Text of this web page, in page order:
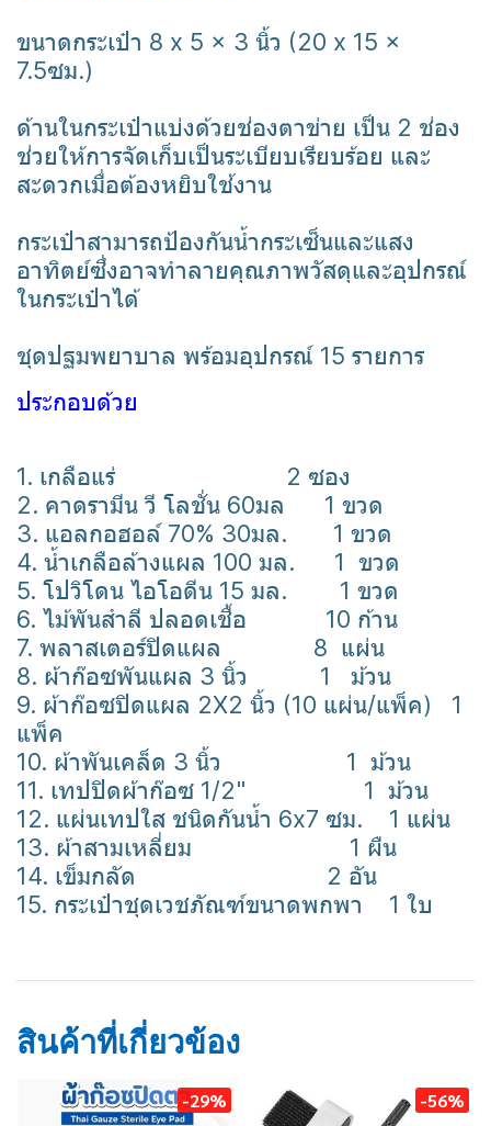
ขนาดกระเป๋า 8 x 5 x 3 นิ้ว (20 x 15 x
7.5ซม.)
ด้านในกระเป๋าแบ่งด้วยช่องตาข่าย เป็น 2 ช่อง
ช่วยให้การจัดเก็บเป็นระเบียบเรียบร้อย และ
สะดวกเมื่อต้องหยิบใช้งาน
กระเป๋าสามารถป้องกันน้ำกระเซ็นและแสง
อาทิตย์ซึ่งอาจทำลายคุณภาพวัสดุและอุปกรณ์
ในกระเป๋าได้
ชุดปฐมพยาบาล พร้อมอุปกรณ์ 15 รายการ
ประกอบด้วย
1. เกลือแร่ 2 ซอง
2. คาดรามีน วี โลชั่น 60มล 1 ขวด
3. แอลกอฮอล์ 70% 30มล. 1 ขวด
4. น้ำเกลือล้างแผล 100 มล. 1 ขวด
5. โปวิโดน ไอโอดีน 15 มล. 1 ขวด
6. ไม้พันสำลี ปลอดเชื้อ 10 ก้าน
7. พลาสเตอร์ปิดแผล 8 แผ่น
8. ผ้าก๊อซพันแผล 3 นิ้ว 1 ม้วน
9. ผ้าก๊อซปิดแผล 2X2 นิ้ว (10 แผ่น/แพ็ค) 1
แพ็ค
10. ผ้าพันเคล็ด 3 นิ้ว 1 ม้วน
11. เทปปิดผ้าก๊อซ 1/2" 1 ม้วน
12. แผ่นเทปใส ชนิดกันน้ำ 6x7 ซม. 1 แผ่น
13. ผ้าสามเหลี่ยม 1 ผืน
14. เข็มกลัด 2 อัน
15. กระเป๋าชุดเวชภัณฑ์ขนาดพกพา 1 ใบ
สินค้าที่เกี่ยวข้อง
-29% -56%